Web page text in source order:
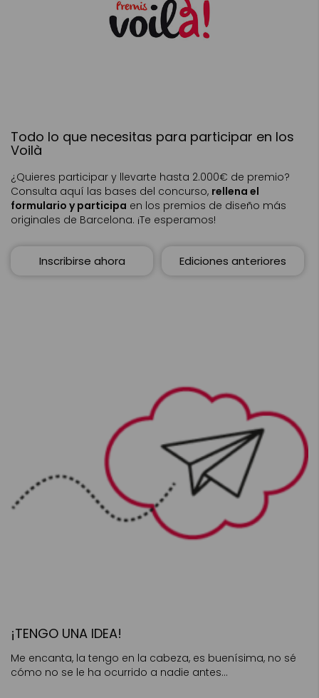
Todo lo que necesitas para participar en los
Voilà
¿Quieres participar y llevarte hasta 2.000€ de premio?
Consulta aquí las bases del concurso, rellena el
formulario y participa en los premios de diseño más
originales de Barcelona. ¡Te esperamos!
Inscribirse ahora Ediciones anteriores
¡TENGO UNA IDEA!
Me encanta, la tengo en la cabeza, es buenísima, no sé
cómo no se le ha ocurrido a nadie antes…